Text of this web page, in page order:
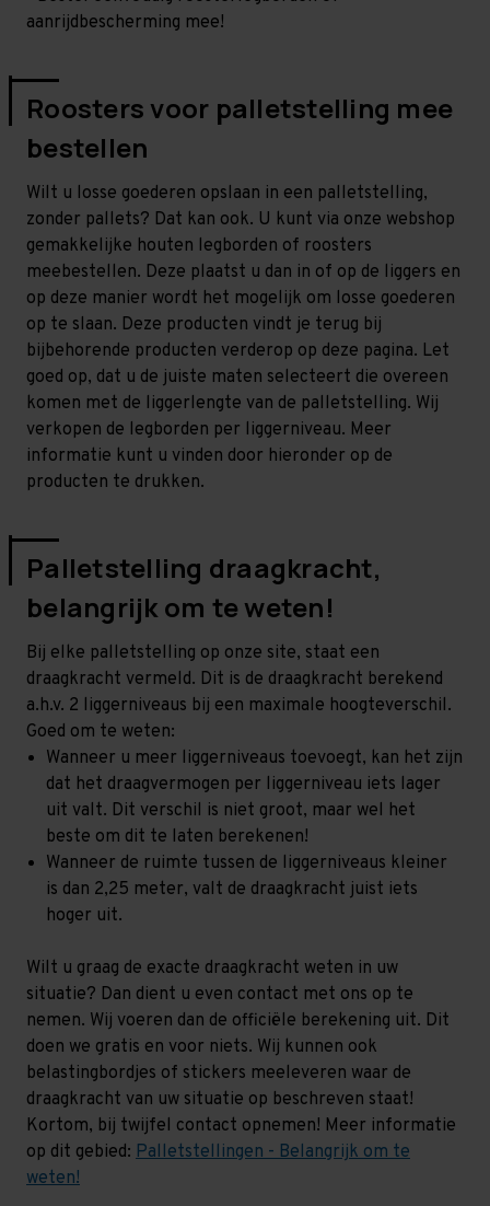
aanrijdbescherming mee!
Roosters voor palletstelling mee
bestellen
Wilt u losse goederen opslaan in een palletstelling,
zonder pallets? Dat kan ook. U kunt via onze webshop
gemakkelijke houten legborden of roosters
meebestellen. Deze plaatst u dan in of op de liggers en
op deze manier wordt het mogelijk om losse goederen
op te slaan. Deze producten vindt je terug bij
bijbehorende producten verderop op deze pagina. Let
goed op, dat u de juiste maten selecteert die overeen
komen met de liggerlengte van de palletstelling. Wij
verkopen de legborden per liggerniveau. Meer
informatie kunt u vinden door hieronder op de
producten te drukken.
Palletstelling draagkracht,
belangrijk om te weten!
Bij elke palletstelling op onze site, staat een
draagkracht vermeld. Dit is de draagkracht berekend
a.h.v. 2 liggerniveaus bij een maximale hoogteverschil.
Goed om te weten:
Wanneer u meer liggerniveaus toevoegt, kan het zijn
dat het draagvermogen per liggerniveau iets lager
uit valt. Dit verschil is niet groot, maar wel het
beste om dit te laten berekenen!
Wanneer de ruimte tussen de liggerniveaus kleiner
is dan 2,25 meter, valt de draagkracht juist iets
hoger uit.
Wilt u graag de exacte draagkracht weten in uw
situatie? Dan dient u even contact met ons op te
nemen. Wij voeren dan de officiële berekening uit. Dit
doen we gratis en voor niets. Wij kunnen ook
belastingbordjes of stickers meeleveren waar de
draagkracht van uw situatie op beschreven staat!
Kortom, bij twijfel contact opnemen! Meer informatie
op dit gebied: Palletstellingen - Belangrijk om te
weten!